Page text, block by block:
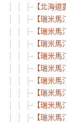
【北海道
【瑞米馬
【瑞米馬
【瑞米馬
【瑞米馬
【瑞米馬
【瑞米馬
【瑞米馬
【瑞米馬
【瑞米馬